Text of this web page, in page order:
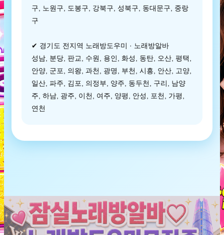
구, 노원구, 도봉구, 강북구, 성북구, 동대문구, 중랑
구
✔ 경기도 전지역 노래방도우미 · 노래방알바
성남, 분당, 판교, 수원, 용인, 화성, 동탄, 오산, 평택,
안양, 군포, 의왕, 과천, 광명, 부천, 시흥, 안산, 고양,
일산, 파주, 김포, 의정부, 양주, 동두천, 구리, 남양
주, 하남, 광주, 이천, 여주, 양평, 안성, 포천, 가평,
연천